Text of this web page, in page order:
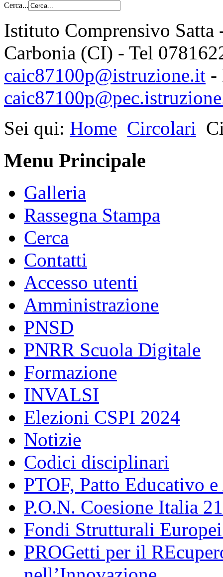
Cerca...
Istituto Comprensivo
Carbonia (CI) - Tel
caic87100p@istruzione.it -
Sei qui: Home Circolari
Menu Principale
Galleria
Rassegna Stampa
Cerca
Contatti
Accesso utenti
Amministrazione
PNSD
PNRR Scuola Digitale
Formazione
INVALSI
Elezioni CSPI 2024
Notizie
Codici disciplinari
PTOF, Patto Educativo
P.O.N. Coesione Italia
Fondi Strutturali
PROGetti per il